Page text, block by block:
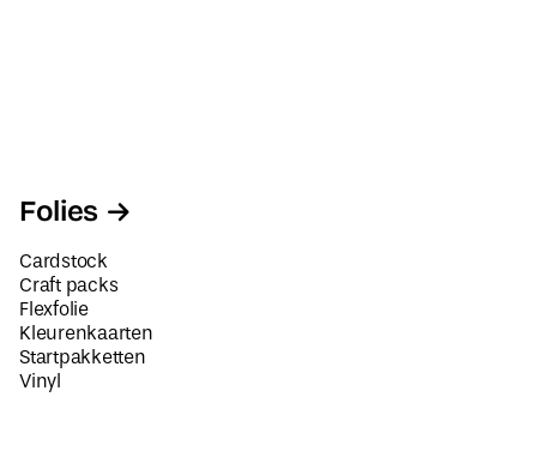
Folies
Cardstock
Craft packs
Flexfolie
Kleurenkaarten
Startpakketten
Vinyl